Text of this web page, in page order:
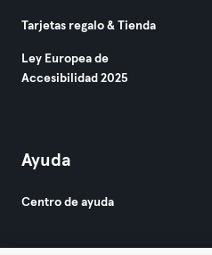
Tarjetas regalo & Tienda
Ley Europea de
Accesibilidad 2025
Ayuda
Centro de ayuda